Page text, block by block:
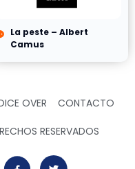
La peste – Albert
Camus
OVER CONTACTO
RESERVADOS